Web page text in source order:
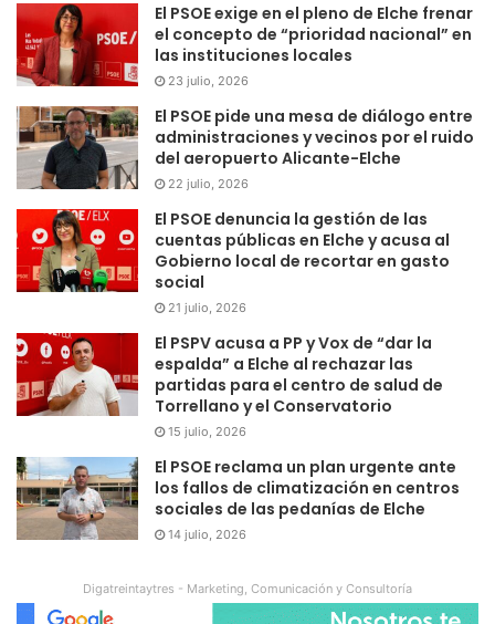
El PSOE exige en el pleno de Elche frenar
el concepto de “prioridad nacional” en
las instituciones locales
23 julio, 2026
El PSOE pide una mesa de diálogo entre
administraciones y vecinos por el ruido
del aeropuerto Alicante-Elche
22 julio, 2026
El PSOE denuncia la gestión de las
cuentas públicas en Elche y acusa al
Gobierno local de recortar en gasto
social
21 julio, 2026
El PSPV acusa a PP y Vox de “dar la
espalda” a Elche al rechazar las
partidas para el centro de salud de
Torrellano y el Conservatorio
15 julio, 2026
El PSOE reclama un plan urgente ante
los fallos de climatización en centros
sociales de las pedanías de Elche
14 julio, 2026
Digatreintaytres - Marketing, Comunicación y Consultoría